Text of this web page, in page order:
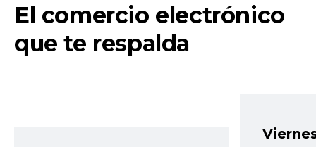
El comercio electrónico
que te respalda